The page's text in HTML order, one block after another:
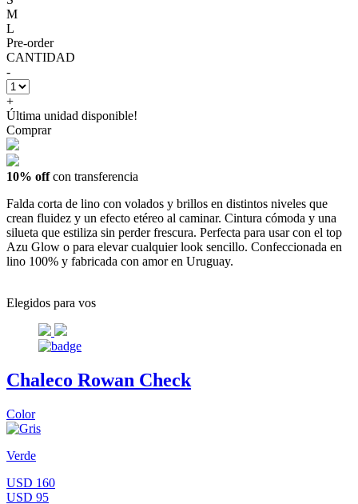
M
L
Pre-order
CANTIDAD
-
+
Última unidad disponible!
Comprar
10% offcon transferencia
Falda corta de lino con volados y brillos en distintos niveles que
crean fluidez y un efecto etéreo al caminar. Cintura cómoda y una
silueta que estiliza sin perder frescura. Perfecta para usar con el top
Azu Glow o para elevar cualquier look sencillo. Confeccionada en
lino 100% y fabricada con amor en Uruguay.
Elegidos para vos
Chaleco Rowan Check
Color
Verde
USD 160
USD 95